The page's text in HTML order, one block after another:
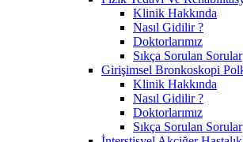
Klinik Hakkında
Nasıl Gidilir ?
Doktorlarımız
Sıkça Sorulan Sorular
Girişimsel Bronkoskopi
Klinik Hakkında
Nasıl Gidilir ?
Doktorlarımız
Sıkça Sorulan Sorular